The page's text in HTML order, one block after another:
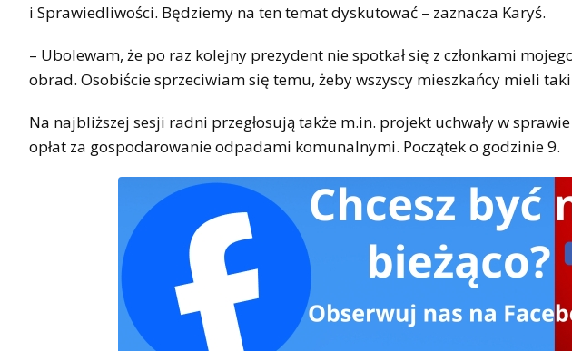
i Sprawiedliwości. Będziemy na ten temat dyskutować – zaznacza Karyś.
– Ubolewam, że po raz kolejny prezydent nie spotkał się z członkami
obrad. Osobiście sprzeciwiam się temu, żeby wszyscy mieszkańcy mieli
Na najbliższej sesji radni przegłosują także m.in. projekt uchwały w
opłat za gospodarowanie odpadami komunalnymi. Początek o godzinie 9.